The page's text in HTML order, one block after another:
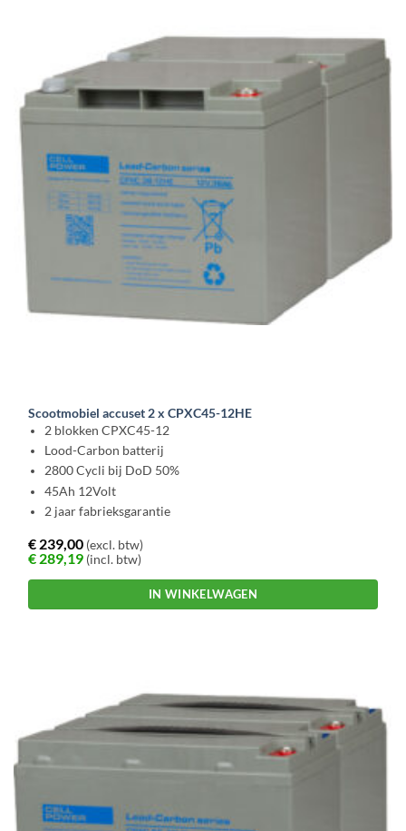
Scootmobiel accuset 2 x CPXC45-12HE
2 blokken CPXC45-12
Lood-Carbon batterij
2800 Cycli bij DoD 50%
45Ah 12Volt
2 jaar fabrieksgarantie
€ 239,00 (excl. btw)
€ 289,19 (incl. btw)
IN WINKELWAGEN